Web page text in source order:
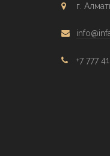
г.
+7 777